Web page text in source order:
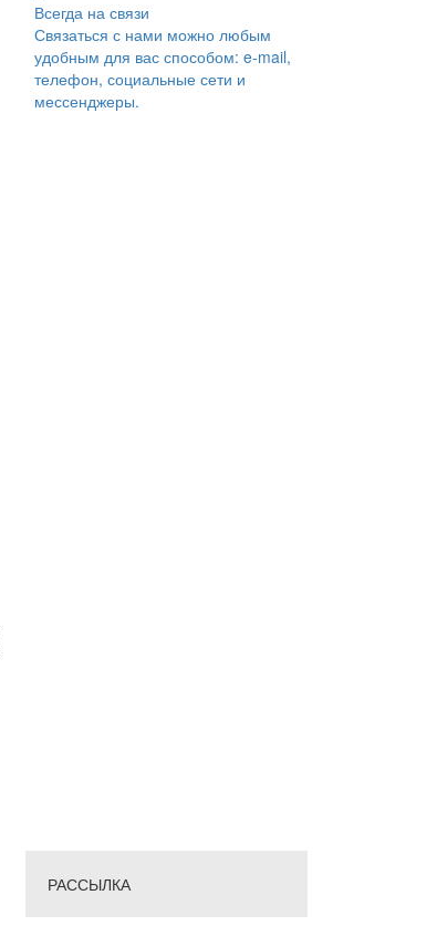
Всегда на связи
Связаться с нами можно любым
удобным для вас способом: e-mail,
телефон, социальные сети и
мессенджеры.
РАССЫЛКА